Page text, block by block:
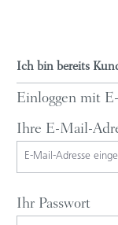
Ich bin bereits
Einloggen mit
Ihre E-Mail-
Ihr Passwort